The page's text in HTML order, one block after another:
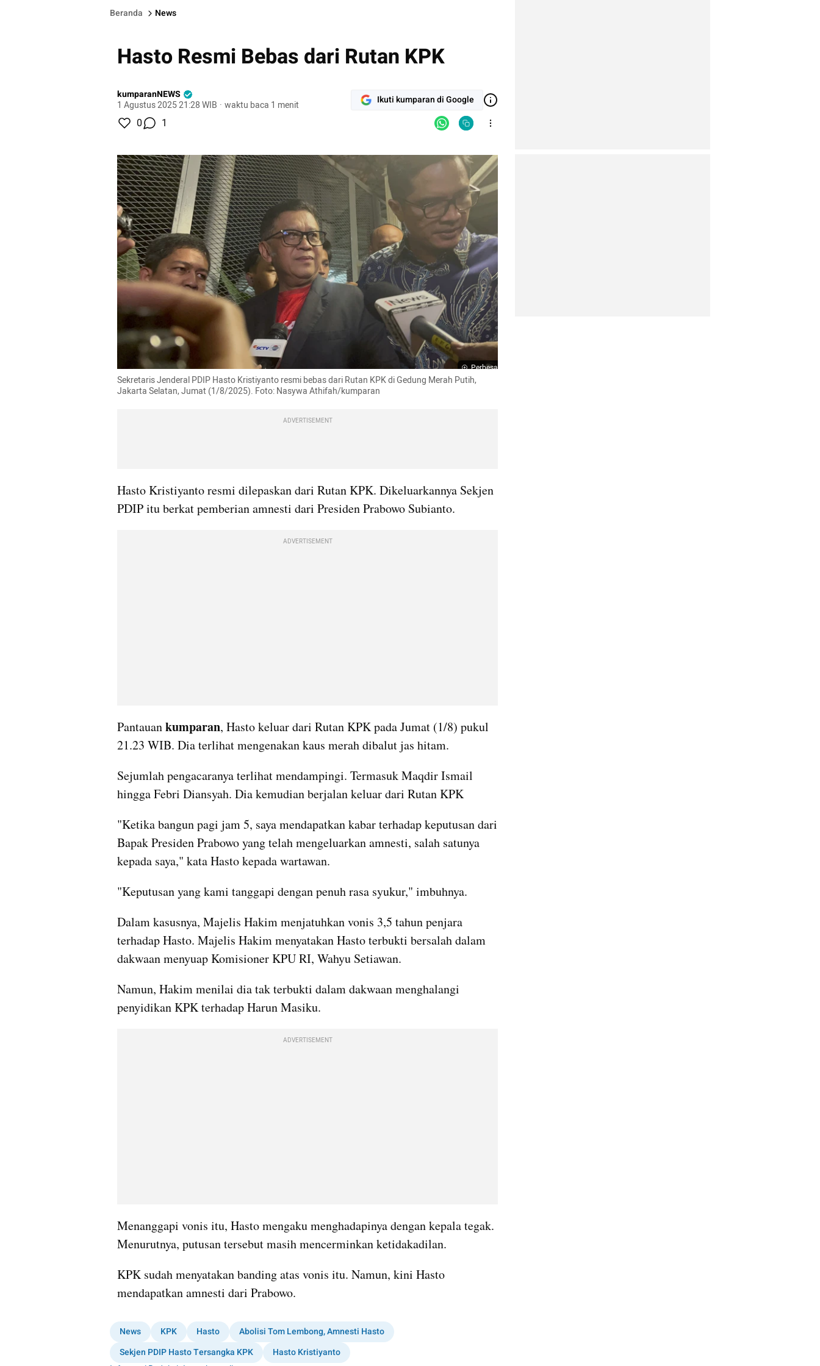
Beranda News
Hasto Resmi Bebas dari Rutan KPK
kumparanNEWS
1 Agustus 2025 21:28 WIB · waktu baca 1 menit Ikuti kumparan di Google
0 1
Perbesar
Sekretaris Jenderal PDIP Hasto Kristiyanto resmi bebas dari Rutan KPK di Gedung Merah Putih,
Jakarta Selatan, Jumat (1/8/2025). Foto: Nasywa Athifah/kumparan
ADVERTISEMENT
Hasto Kristiyanto resmi dilepaskan dari Rutan KPK. Dikeluarkannya Sekjen
PDIP itu berkat pemberian amnesti dari Presiden Prabowo Subianto.
ADVERTISEMENT
Pantauan kumparan, Hasto keluar dari Rutan KPK pada Jumat (1/8) pukul
21.23 WIB. Dia terlihat mengenakan kaus merah dibalut jas hitam.
Sejumlah pengacaranya terlihat mendampingi. Termasuk Maqdir Ismail
hingga Febri Diansyah. Dia kemudian berjalan keluar dari Rutan KPK
"Ketika bangun pagi jam 5, saya mendapatkan kabar terhadap keputusan dari
Bapak Presiden Prabowo yang telah mengeluarkan amnesti, salah satunya
kepada saya," kata Hasto kepada wartawan.
"Keputusan yang kami tanggapi dengan penuh rasa syukur," imbuhnya.
Dalam kasusnya, Majelis Hakim menjatuhkan vonis 3,5 tahun penjara
terhadap Hasto. Majelis Hakim menyatakan Hasto terbukti bersalah dalam
dakwaan menyuap Komisioner KPU RI, Wahyu Setiawan.
Namun, Hakim menilai dia tak terbukti dalam dakwaan menghalangi
penyidikan KPK terhadap Harun Masiku.
ADVERTISEMENT
Menanggapi vonis itu, Hasto mengaku menghadapinya dengan kepala tegak.
Menurutnya, putusan tersebut masih mencerminkan ketidakadilan.
KPK sudah menyatakan banding atas vonis itu. Namun, kini Hasto
mendapatkan amnesti dari Prabowo.
News KPK Hasto
Abolisi Tom Lembong, Amnesti Hasto
Sekjen PDIP Hasto Tersangka KPK
Hasto Kristiyanto